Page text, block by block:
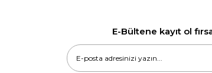
E-Bültene kayıt ol